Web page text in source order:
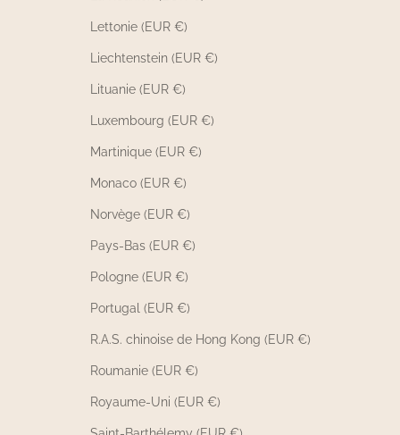
Lettonie (EUR €)
Liechtenstein (EUR €)
Lituanie (EUR €)
Luxembourg (EUR €)
Martinique (EUR €)
Monaco (EUR €)
Norvège (EUR €)
Pays-Bas (EUR €)
Pologne (EUR €)
Portugal (EUR €)
R.A.S. chinoise de Hong Kong (EUR €)
Roumanie (EUR €)
Royaume-Uni (EUR €)